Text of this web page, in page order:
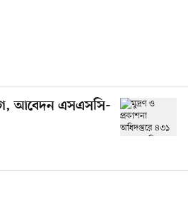
আবেদন এসএসসি-